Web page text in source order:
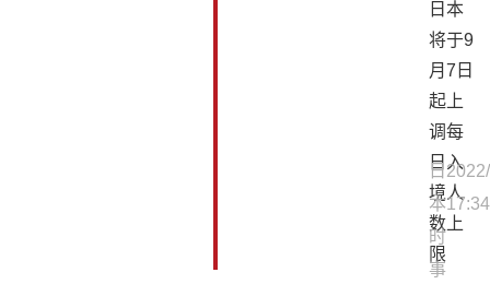
日本
将于9
月7日
起上
调每
日入
境人
数上
限
日
本
时
事